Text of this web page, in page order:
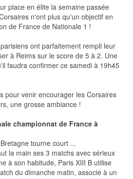
place en élite la semaine passée
n'ont plus qu'un objectif en
de France de Nationale 1 !
ont parfaitement rempli leur
à Reims sur le score de 5 à 2. Une
faudra confirmer ce samedi à 19h45
pour venir encourager les Corsaires
une grosse ambiance !
championnat de France à
tourne court ...
la main ses 3 matchs avec sérieux
à son habitude, Paris XIII B utilise
du dimanche matin, associé à un